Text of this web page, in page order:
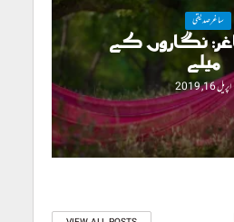
ساغرصدیقی
نگاروں کے
میلے
اپریل 16, 2019